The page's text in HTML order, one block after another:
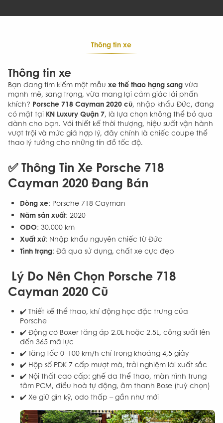
Thông tin xe
Thông tin xe
Bạn đang tìm kiếm một mẫu xe thể thao hạng sang vừa
mạnh mẽ, sang trọng, vừa mang lại cảm giác lái phấn
khích? Porsche 718 Cayman 2020 cũ, nhập khẩu Đức, đang
có mặt tại KN Luxury Quận 7, là lựa chọn không thể bỏ qua
dành cho bạn. Với thiết kế thời thượng, hiệu suất vận hành
vượt trội và mức giá hợp lý, đây chính là chiếc coupe thể
thao lý tưởng cho những tín đồ tốc độ.
✅Thông Tin Xe Porsche 718
Cayman 2020 Đang Bán
Dòng xe: Porsche 718 Cayman
Năm sản xuất: 2020
ODO: 30.000 km
Xuất xứ: Nhập khẩu nguyên chiếc từ Đức
Tình trạng: Đã qua sử dụng, chất xe cực đẹp
Lý Do Nên Chọn Porsche 718
Cayman 2020 Cũ
✔️ Thiết kế thể thao, khí động học đặc trưng của
Porsche
✔️ Động cơ Boxer tăng áp 2.0L hoặc 2.5L, công suất lên
đến 365 mã lực
✔️ Tăng tốc 0–100 km/h chỉ trong khoảng 4,5 giây
✔️ Hộp số PDK 7 cấp mượt mà, trải nghiệm lái xuất sắc
✔️ Nội thất cao cấp: ghế da thể thao, màn hình trung
tâm PCM, điều hoà tự động, âm thanh Bose (tuỳ chọn)
✔️ Xe giữ gìn kỹ, odo thấp – gần như mới